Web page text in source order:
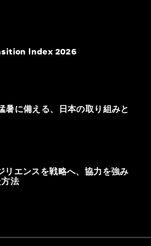
Index 2026
暑に備える、日本の取り組みと
リエンスを戦略へ、協力を強み
法